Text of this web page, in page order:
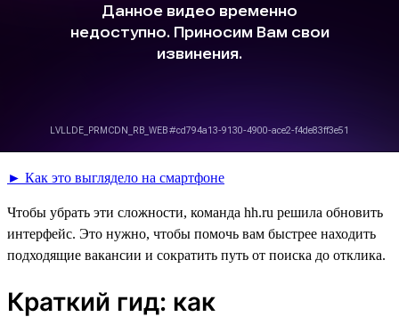
► Как это выглядело на смартфоне
Чтобы убрать эти сложности, команда hh.ru решила обновить
интерфейс. Это нужно, чтобы помочь вам быстрее находить
подходящие вакансии и сократить путь от поиска до отклика.
Краткий гид: как